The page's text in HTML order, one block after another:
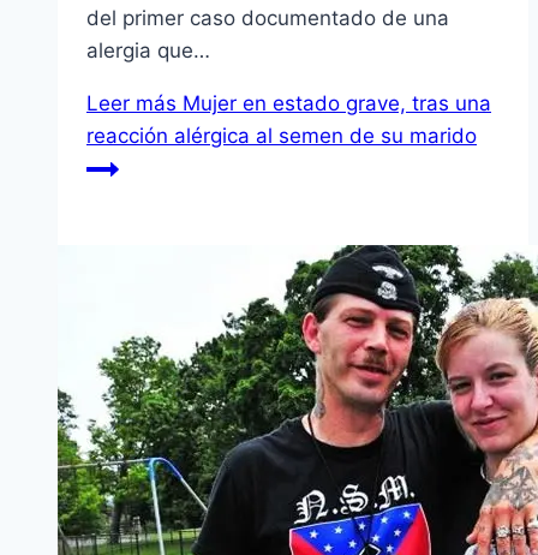
del primer caso documentado de una
alergia que…
Leer más Mujer en estado grave, tras una
reacción alérgica al semen de su marido